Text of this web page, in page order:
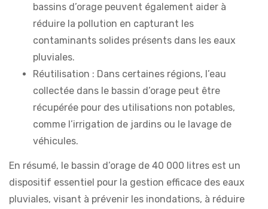
bassins d’orage peuvent également aider à
réduire la pollution en capturant les
contaminants solides présents dans les eaux
pluviales.
Réutilisation : Dans certaines régions, l’eau
collectée dans le bassin d’orage peut être
récupérée pour des utilisations non potables,
comme l’irrigation de jardins ou le lavage de
véhicules.
En résumé, le bassin d’orage de 40 000 litres est un
dispositif essentiel pour la gestion efficace des eaux
pluviales, visant à prévenir les inondations, à réduire